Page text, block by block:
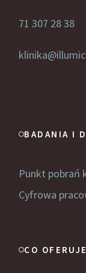
71 307 28 38
BADANIA I
Punkt pobrań
Cyfrowa
CO